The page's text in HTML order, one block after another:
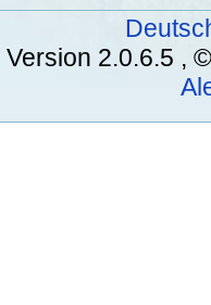
2.0.6.5 ,